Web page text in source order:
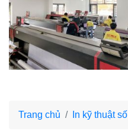
Trang chủ In kỹ thuật số